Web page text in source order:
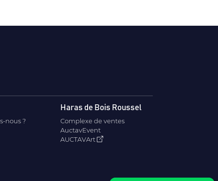
nous ?
Haras de Bois Roussel
Complexe de ventes
AuctavEvent
AUCTAVArt